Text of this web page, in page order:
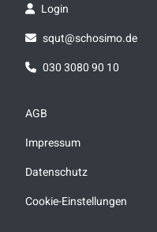
Login
squt@schosimo.de
030 3080 90 10
AGB
Impressum
Datenschutz
Cookie-Einstellungen